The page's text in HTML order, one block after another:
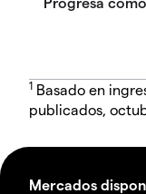
1 Basado en
publicados,
Mercados